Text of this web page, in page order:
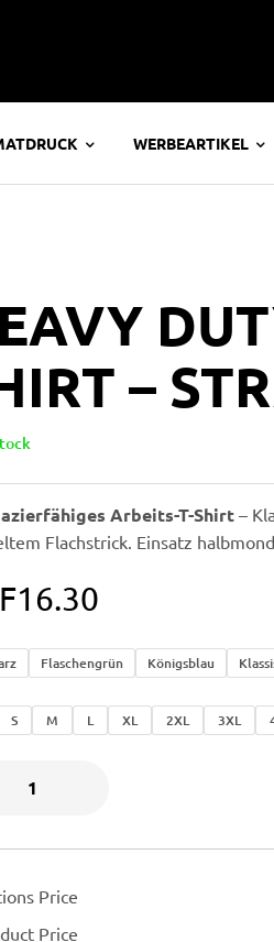
WERBEARTIKEL
–
Arbeits-T-Shirt –
Flachstrick. Einsatz
16.30
Flaschengrün Königsblau
S M L XL 2XL 3XL
Price
Price